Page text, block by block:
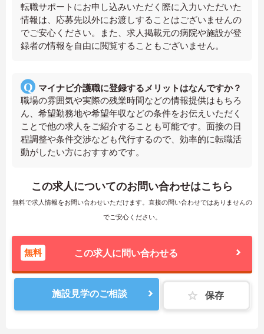
転職サポートにお申し込みいただく際に入力いただいた
情報は、応募先以外にお渡しすることはございませんの
でご安心ください。また、求人掲載元の病院や施設が登
録者の情報を自由に閲覧することもございません。
マイナビ介護職に登録するメリットはなんですか？
職場の雰囲気や実際の残業時間などの情報提供はもちろ
ん、希望勤務地や希望年収などの条件をお伝えいただく
ことで他の求人をご紹介することも可能です。面接の日
程調整や条件交渉なども代行するので、効率的に転職活
動がしたい方におすすめです。
この求人についてのお問い合わせはこちら
無料で求人情報をお問い合わせいただけます。直接の問い合わせではありませんの
でご安心ください。
無料 この求人に問い合わせる
施設見学のご相談 保存